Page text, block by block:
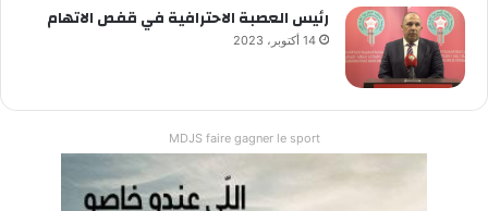
رئيس العصبة الاحترافية في قفص الاتهام
14 أكتوبر، 2023
MDJS faire gagner le sport